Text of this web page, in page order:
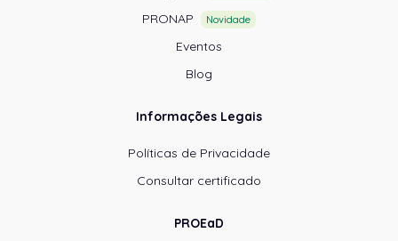
PRONAP Novidade
Eventos
Blog
Informações Legais
Políticas de Privacidade
Consultar certificado
PROEaD